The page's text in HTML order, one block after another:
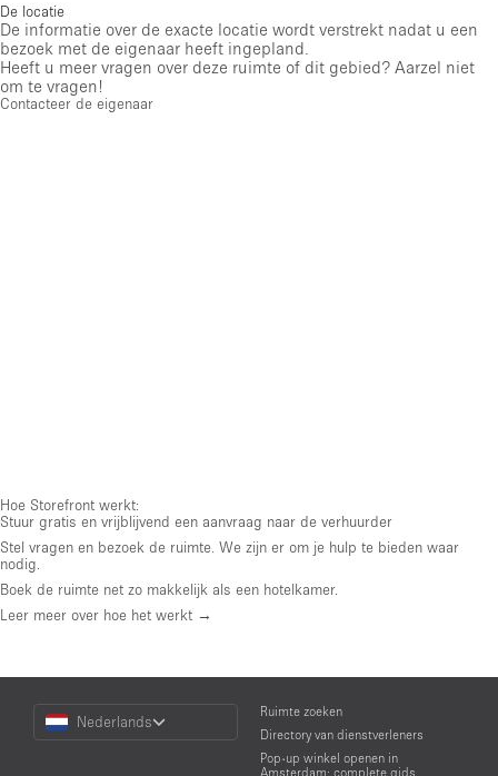
De locatie
De informatie over de exacte locatie wordt verstrekt nadat u een
bezoek met de eigenaar heeft ingepland.
Heeft u meer vragen over deze ruimte of dit gebied? Aarzel niet
om te vragen!
Contacteer de eigenaar
Hoe Storefront werkt:
Stuur gratis en vrijblijvend een aanvraag naar de verhuurder
Stel vragen en bezoek de ruimte. We zijn er om je hulp te bieden waar
nodig.
Boek de ruimte net zo makkelijk als een hotelkamer.
Leer meer over hoe het werkt →
Choose
Language
Nederlands
Ruimte zoeken
Directory van dienstverleners
Pop-up winkel openen in
Amsterdam: complete gids